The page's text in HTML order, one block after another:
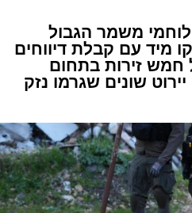
לוחמי משמר הגבול
מיד עם קבלת דיווחים
החרום 100 על חמש זירות בתחום
שונים שגרמו נזק